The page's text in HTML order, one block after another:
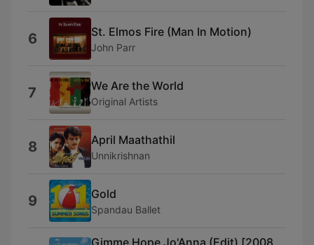
6 St. Elmos Fire (Man In Motion)
John Parr
7 We Are the World
Original Artists
8 April Maathathil
Unnikrishnan
9 Gold
Spandau Ballet
Gimme Hope Jo'Anna (Edit) [2008